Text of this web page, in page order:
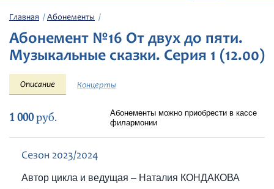
Филармония
Афиша
Фестивали
Абонементы
Новости
Контакты
Главная Абонементы
Абонемент №16 От двух до пяти.
Музыкальные сказки. Серия 1 (12.00)
Описание Концерты
1 000руб.
Абонементы можно приобрести в кассе
филармонии
Сезон 2023/2024
Автор цикла и ведущая – Наталия КОНДАКОВА